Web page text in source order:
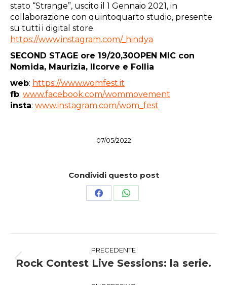
stato “Strange”, uscito il 1 Gennaio 2021, in
collaborazione con quintoquarto studio, presente
su tutti i digital store.
https://www.instagram.com/_hindya
SECOND STAGE ore 19/20,30OPEN MIC con
Nomida, Maurizia, Ilcorve e Follia
web: https://www.womfest.it
fb: www.facebook.com/wommovement
insta: www.instagram.com/wom_fest
07/05/2022
Condividi questo post
CondividiCondividi
tra
PRECEDENTE
Post
Rock Contest Live Sessions: la serie.